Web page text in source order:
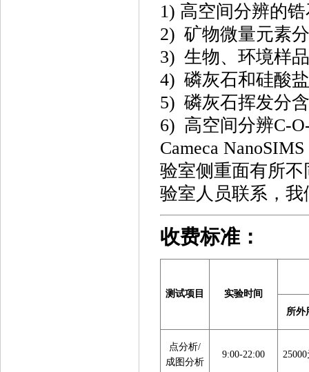
1) 高空间分辨的锆
2) 矿物微量元素
3) 生物、环境样
4) 磷灰石和硅酸
5) 磷灰石挥发分
6) 高空间分辨C-
Cameca
验室侧重面有所
验室人员联系，
收费标准：
测试项目
实验时间
所外
点分析/
成图分析
9:00-22:00 25000